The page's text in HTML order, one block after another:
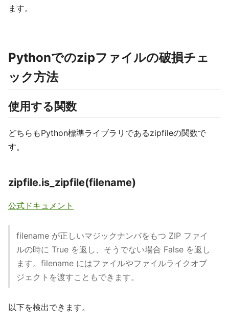
ます。
Pythonでのzipファイルの破損チェ
ック方法
使用する関数
どちらもPython標準ライブラリであるzipfileの関数で
す。
zipfile.is_zipfile(filename)
公式ドキュメント
filename が正しいマジックナンバをもつ ZIP ファイ
ルの時に True を返し、そうでない場合 False を返し
ます。filename にはファイルやファイルライクオブ
ジェクトを渡すこともできます。
以下を検出できます。